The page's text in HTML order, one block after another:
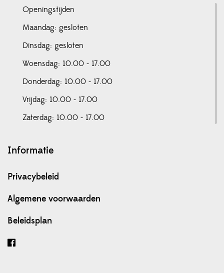
Openingstijden
Maandag: gesloten
Dinsdag: gesloten
Woensdag: 10.00 - 17.00
Donderdag: 10.00 - 17.00
Vrijdag: 10.00 - 17.00
Zaterdag: 10.00 - 17.00
Informatie
Privacybeleid
Algemene voorwaarden
Beleidsplan